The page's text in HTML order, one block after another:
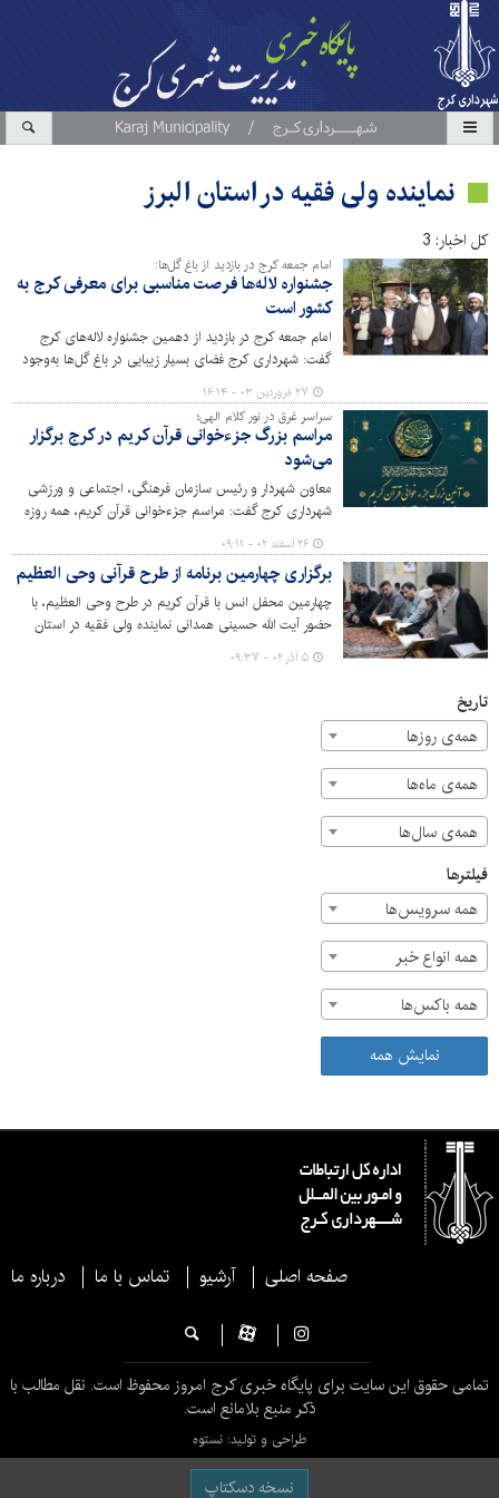
نماینده ولی فقیه در استان البرز
کل اخبار: 3
امام جمعه کرج در بازدید از باغ گل‌ها:
جشنواره لاله‌ها فرصت مناسبی برای معرفی کرج به
کشور است
امام جمعه کرج در بازدید از دهمین جشنواره لاله‌های کرج
گفت: شهرداری کرج فضای بسیار زیبایی در باغ گل‌ها به‌وجود
آورده و باید از این ظرفیت بالا، برای معرفی کرج به عنوان یک
شهر زیبا به سایر هموطنان استفاده کرد.
۲۷ فروردین ۰۳ - ۱۶:۱۴
سراسر غرق در نور کلام الهی؛
مراسم بزرگ جزءخوانی قرآن کریم در کرج برگزار
می‌شود
معاون شهردار و رئیس سازمان فرهنگی، اجتماعی و ورزشی
شهرداری کرج گفت: مراسم جزءخوانی قرآن کریم، همه روزه
در ایام ماه مبارک رمضان در مصلی کرج برگزار می‌شود.
۲۶ اسفند ۰۲ - ۰۹:۱۱
برگزاری چهارمین برنامه از طرح قرآنی وحی العظیم
چهارمین محفل انس با قرآن کریم در طرح وحی العظیم، با
حضور آیت الله حسینی همدانی نماینده ولی فقیه در استان
البرز و امام جمعه کرج و علاقه‌مندان به قرآن کریم در مصلی
کرج برگزار شد.
۵ آذر ۰۲ - ۰۹:۳۷
تاریخ
همه‌ی روزها
همه‌ی ماه‌ها
همه‌ی سال‌ها
فیلترها
همه سرویس‌ها
همه انواع خبر
همه باکس‌ها
نمایش همه
صفحه اصلی آرشیو تماس با ما درباره ما
تمامی حقوق این سایت برای پایگاه خبری کرج امروز محفوظ است. نقل مطالب با
ذکر منبع بلامانع است.
طراحی و تولید: نستوه
نسخه دسکتاپ